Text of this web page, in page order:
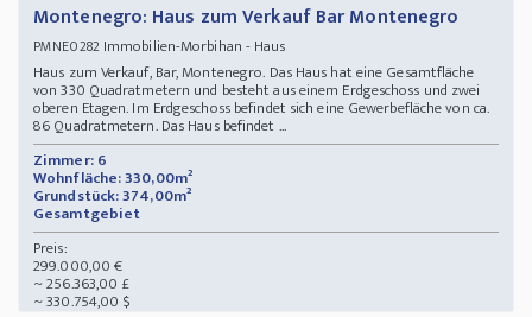
Montenegro: Haus zum Verkauf Bar Montenegro
PMNE0282Immobilien-Morbihan - Haus
Haus zum Verkauf, Bar, Montenegro. Das Haus hat eine Gesamtfläche
von 330 Quadratmetern und besteht aus einem Erdgeschoss und zwei
oberen Etagen. Im Erdgeschoss befindet sich eine Gewerbefläche von ca.
86 Quadratmetern. Das Haus befindet ...
Zimmer: 6
Wohnfläche: 330,00m²
Grundstück: 374,00m²
Gesamtgebiet
Preis:
299.000,00 €
~ 256.363,00 £
~ 330.754,00 $